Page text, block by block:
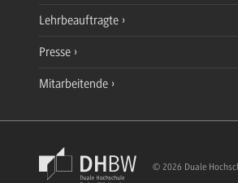
Lehrbeauftragte
Presse
Mitarbeitende
© 2026 Duale